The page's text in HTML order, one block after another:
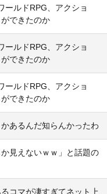
ールドRPG、アクショ
できたのか
ールドRPG、アクショ
できたのか
ールドRPG、アクショ
できたのか
あるんだ知らんかったわ
見えないｗｗ」と話題の
コマが凄すぎてネット上